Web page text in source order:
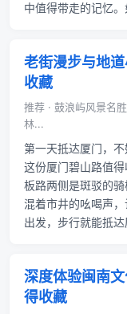
中值得带走的记忆
老街漫步与地
收藏
推荐 · 鼓浪屿风景名
林...
第一天抵达厦门，
这份厦门碧山路值
板路两侧是斑驳的
混着市井的吆喝声
出发，步行就能抵
深度体验闽南
得收藏